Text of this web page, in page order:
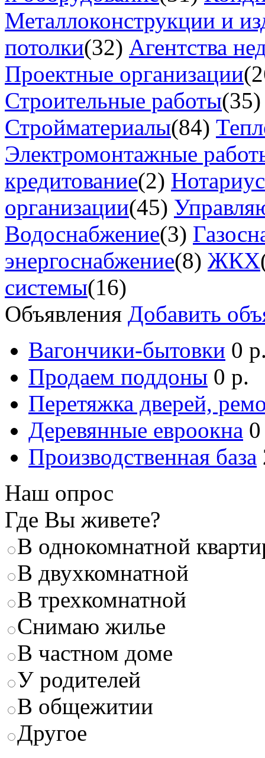
Металлоконструкции и
потолки(32) Агентства
Проектные организации
Строительные работы(35)
Стройматериалы(84)
Электромонтажные
кредитование(2)
организации(45)
Водоснабжение(3)
энергоснабжение(8) ЖКХ
системы(16)
Объявления Добавить
Вагончики-бытовки 0
Продаем поддоны 0 р.
Перетяжка дверей,
Деревянные евроокна
Производственная база
Наш опрос
Где Вы живете?
В однокомнатной
В двухкомнатной
В трехкомнатной
Снимаю жилье
В частном доме
У родителей
В общежитии
Другое